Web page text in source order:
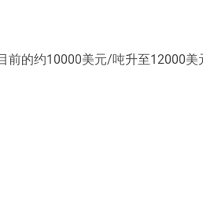
的约10000美元/吨升至12000美